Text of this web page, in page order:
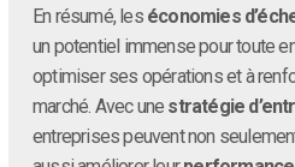
En résumé, les économies
un potentiel immense pour toute
optimiser ses opérations et à
marché. Avec une stratégie
entreprises peuvent non